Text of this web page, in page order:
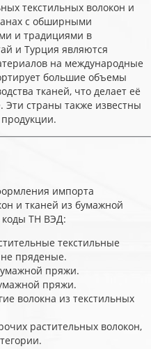
текстильных волокон и
с обширными
и традициями в
и Турция являются
на международные
большие объемы
тканей, что делает её
Эти страны также известны
импорта
и тканей из бумажной
ТН ВЭД:
текстильные
пряденые.
пряжи.
пряжи.
волокна из текстильных
растительных волокон,